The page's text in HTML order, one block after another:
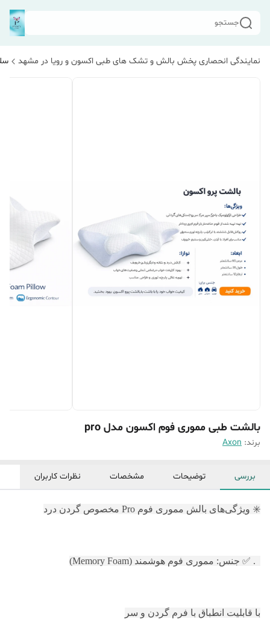
جستجو
نمایندگی انحصاری پخش بالش و تشک های طبی اکسون و رویا در مشهد
بالشت طبی مموری فوم اکسون مدل pro
برند: Axon
بررسی توضیحات مشخصات نظرات کاربران
✳️ ویژگی‌های بالش مموری فوم Pro مخصوص گردن درد
با قابلیت انطباق با فرم گردن و سر